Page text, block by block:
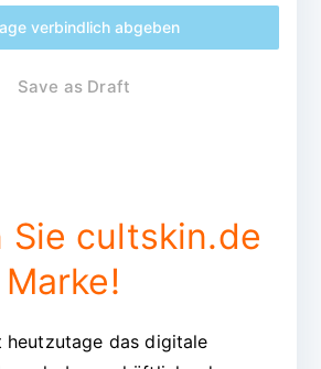
verbindlich abgeben
Save as Draft
Sie cultskin.de
heutzutage das digitale